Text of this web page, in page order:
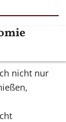
nicht nur